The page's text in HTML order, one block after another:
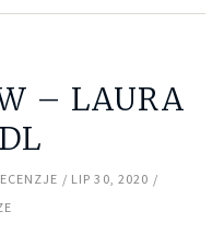
– LAURA
LIP 30, 2020